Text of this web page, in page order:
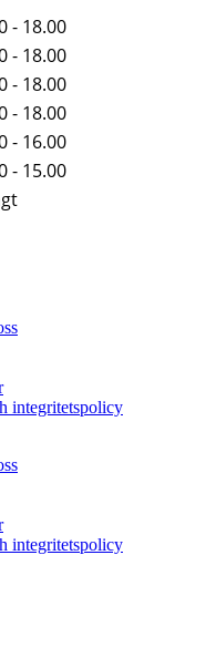
- 18.00
- 18.00
- 18.00
- 18.00
- 16.00
- 15.00
integritetspolicy
integritetspolicy